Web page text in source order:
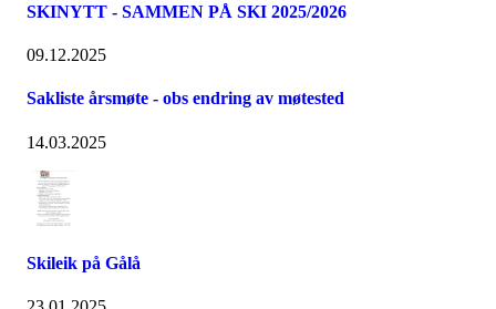
SKINYTT - SAMMEN PÅ SKI 2025/2026
09.12.2025
Sakliste årsmøte - obs endring av møtested
14.03.2025
Skileik på Gålå